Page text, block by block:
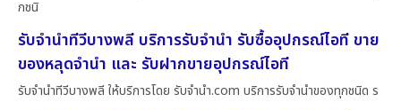
กชนิ
รับจำนำทีวีบางพลี บริการรับจำนำ รับซื้ออุปกรณ์ไอที ขาย
ของหลุดจำนำ และ รับฝากขายอุปกรณ์ไอที
รับจำนำทีวีบางพลี ให้บริการโดย รับจํานํา.com บริการรับจำนำของทุกชนิด ร